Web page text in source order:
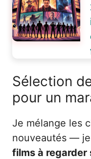
Sélection
pour un
Je mélange les
nouveautés —
films à regarder